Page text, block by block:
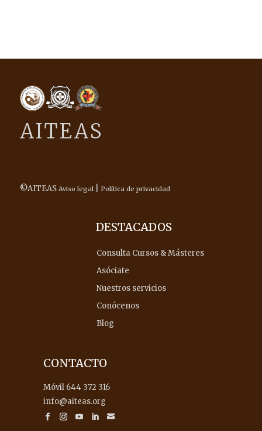
AITEAS
©AITEAS Aviso legal| Política de privacidad
DESTACADOS
Consulta Cursos & Másteres
Asóciate
Nuestros servicios
Conócenos
Blog
CONTACTO
Móvil 644 372 316
info@aiteas.org